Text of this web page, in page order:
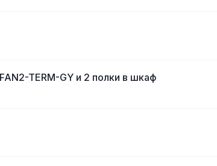
TERM-GY и 2 полки в шкаф